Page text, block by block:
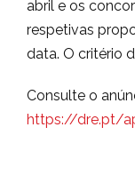
abril e os
respetivas
data. O critério
Consulte o
https://dre.pt/